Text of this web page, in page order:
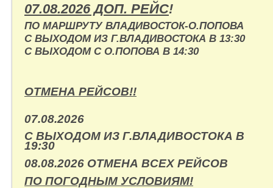
07.08.2026 ДОП. РЕЙС!
ПО МАРШРУТУ ВЛАДИВОСТОК-О.ПОПОВА
С ВЫХОДОМ ИЗ Г.ВЛАДИВОСТОКА В 13:30
С ВЫХОДОМ С О.ПОПОВА В 14:30
ОТМЕНА РЕЙСОВ!!
07.08.2026
С ВЫХОДОМ ИЗ Г.ВЛАДИВОСТОКА В
19:30
08.08.2026 ОТМЕНА ВСЕХ РЕЙСОВ
ПО ПОГОДНЫМ УСЛОВИЯМ!